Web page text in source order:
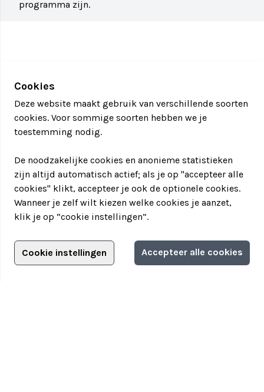
programma zijn.
Adverteren?
Adverteerdersopties
Cookies
Deze website maakt gebruik van verschillende soorten
cookies. Voor sommige soorten hebben we je
toestemming nodig.
De noodzakelijke cookies en anonieme statistieken
zijn altijd automatisch actief; als je op "accepteer alle
cookies" klikt, accepteer je ook de optionele cookies.
Wanneer je zelf wilt kiezen welke cookies je aanzet,
klik je op “cookie instellingen”.
Cookie instellingen Accepteer alle cookies